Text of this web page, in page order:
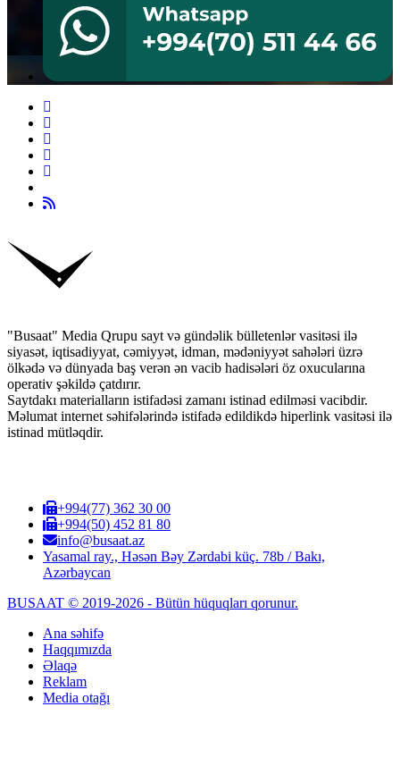
"Busaat" Media Qrupu sayt və gündəlik bülletenlər vasitəsi ilə
siyasət, iqtisadiyyat, cəmiyyət, idman, mədəniyyət sahələri üzrə
ölkədə və dünyada baş verən ən vacib hadisələri öz oxucularına
operativ şəkildə çatdırır.
Saytdakı materialların istifadəsi zamanı istinad edilməsi vacibdir.
Məlumat internet səhifələrində istifadə edildikdə hiperlink vasitəsi ilə
istinad mütləqdir.
+994(77) 362 30 00
+994(50) 452 81 80
info@busaat.az
Yasamal ray., Həsən Bəy Zərdabi küç. 78b / Bakı,
Azərbaycan
BUSAAT © 2019-2026 - Bütün hüquqları qorunur.
Ana səhifə
Haqqımızda
Əlaqə
Reklam
Media otağı